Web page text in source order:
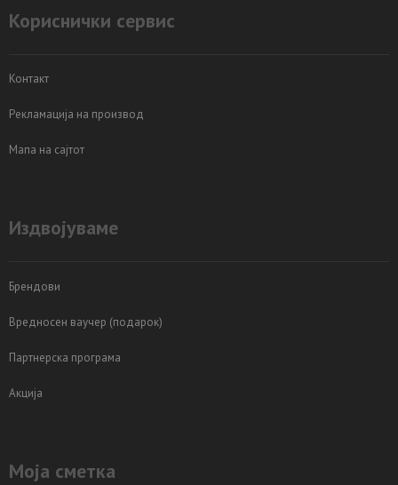
Кориснички сервис
Контакт
Рекламација на производ
Мапа на сајтот
Издвојуваме
Брендови
Вредносен ваучер (подарок)
Партнерска програма
Акција
Моја сметка